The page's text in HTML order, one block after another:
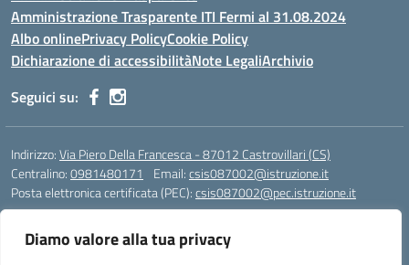
Diamo valore alla tua privacy
Amministrazione Trasparente ITI Fermi al 31.08.2024
Albo onlinePrivacy PolicyCookie Policy
Dichiarazione di accessibilitàNote LegaliArchivio
Seguici su:
Indirizzo:Via Piero Della Francesca - 87012 Castrovillari (CS)
Centralino:0981480171 Email:csis087002@istruzione.it
Posta elettronica certificata (PEC):csis087002@pec.istruzione.it
Codice meccanografico:CSIS087002